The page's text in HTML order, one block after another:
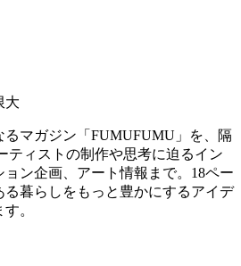
大
るマガジン「FUMUFUMU」を、隔
ティストの制作や思考に迫るイン
ン企画、アート情報まで。18ペー
る暮らしをもっと豊かにするアイデ
。